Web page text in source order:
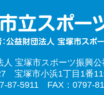
人 宝塚市スポーツ振興公
宝塚市小浜1丁目1番
87-5911 FAX：0797-